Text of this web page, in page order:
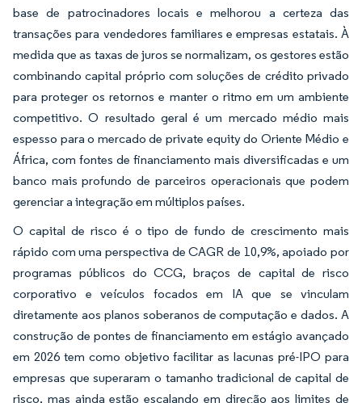
base de patrocinadores locais e melhorou a certeza das
transações para vendedores familiares e empresas estatais. À
medida que as taxas de juros se normalizam, os gestores estão
combinando capital próprio com soluções de crédito privado
para proteger os retornos e manter o ritmo em um ambiente
competitivo. O resultado geral é um mercado médio mais
espesso para o mercado de private equity do Oriente Médio e
África, com fontes de financiamento mais diversificadas e um
banco mais profundo de parceiros operacionais que podem
gerenciar a integração em múltiplos países.
O capital de risco é o tipo de fundo de crescimento mais
rápido com uma perspectiva de CAGR de 10,9%, apoiado por
programas públicos do CCG, braços de capital de risco
corporativo e veículos focados em IA que se vinculam
diretamente aos planos soberanos de computação e dados. A
construção de pontes de financiamento em estágio avançado
em 2026 tem como objetivo facilitar as lacunas pré-IPO para
empresas que superaram o tamanho tradicional de capital de
risco, mas ainda estão escalando em direção aos limites de